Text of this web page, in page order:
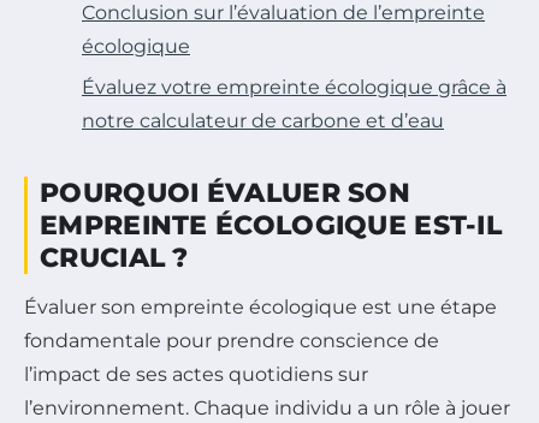
Conclusion sur l’évaluation de l’empreinte
écologique
Évaluez votre empreinte écologique grâce à
notre calculateur de carbone et d’eau
POURQUOI ÉVALUER SON
EMPREINTE ÉCOLOGIQUE EST-IL
CRUCIAL ?
Évaluer son empreinte écologique est une étape
fondamentale pour prendre conscience de
l’impact de ses actes quotidiens sur
l’environnement. Chaque individu a un rôle à jouer